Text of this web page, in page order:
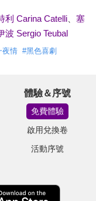
利 Carina Catelli、 塞
波 Sergio Teubal
夜情 #黑色喜劇
體驗＆序號
免費體驗
啟用兌換卷
活動序號